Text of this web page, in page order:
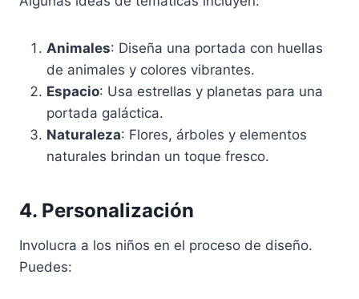
Animales: Diseña una portada con huellas
de animales y colores vibrantes.
Espacio: Usa estrellas y planetas para una
portada galáctica.
Naturaleza: Flores, árboles y elementos
naturales brindan un toque fresco.
4. Personalización
Involucra a los niños en el proceso de diseño.
Puedes: